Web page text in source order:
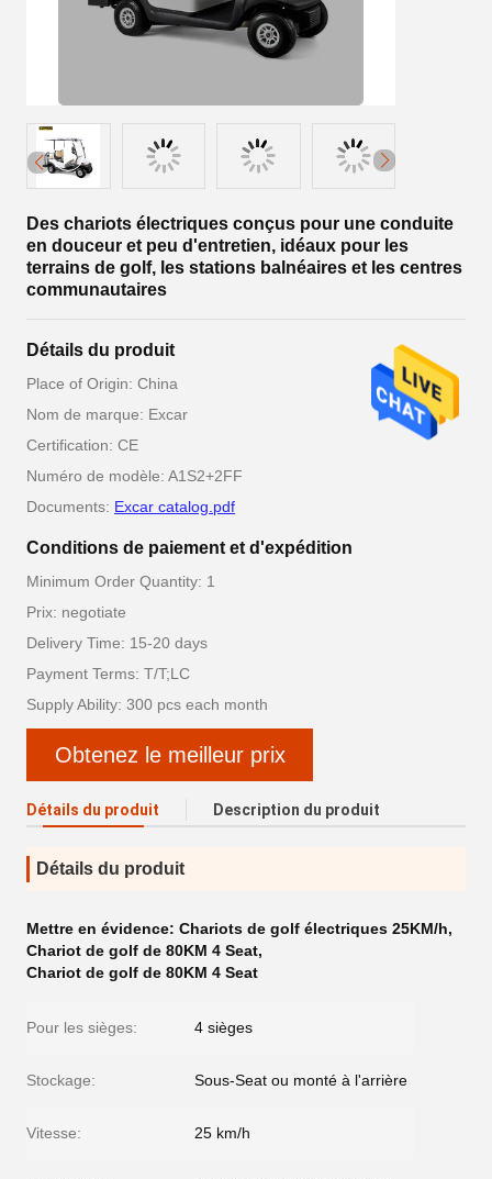
Des chariots électriques conçus pour une conduite
en douceur et peu d'entretien, idéaux pour les
terrains de golf, les stations balnéaires et les centres
communautaires
Détails du produit
Place of Origin: China
Nom de marque: Excar
Certification: CE
Numéro de modèle: A1S2+2FF
Documents: Excar catalog.pdf
Conditions de paiement et d'expédition
Minimum Order Quantity: 1
Prix: negotiate
Delivery Time: 15-20 days
Payment Terms: T/T;LC
Supply Ability: 300 pcs each month
Obtenez le meilleur prix
Détails du produit Description du produit
Détails du produit
Mettre en évidence: Chariots de golf électriques 25KM/h,
Chariot de golf de 80KM 4 Seat,
Chariot de golf de 80KM 4 Seat
Pour les sièges: 4 sièges
Stockage: Sous-Seat ou monté à l'arrière
Vitesse: 25 km/h